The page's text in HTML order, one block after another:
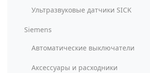
Ультразвуковые датчики SICK
Siemens
Автоматические выключатели
Аксессуары и расходники